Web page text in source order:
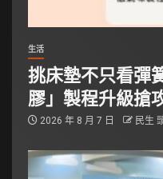
生活
挑床墊不只看彈
膠」製程升級搶
2026 年 8 月 7 日 民生